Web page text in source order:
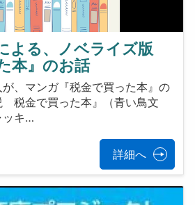
よる、ノベライズ版
本』のお話
、マンガ『税金で買った本』の
税金で買った本』（青い鳥文
ッキ…
詳細へ